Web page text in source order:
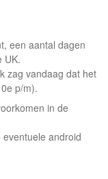
een aantal dagen
UK.
zag vandaag dat het
p/m).
in de
android